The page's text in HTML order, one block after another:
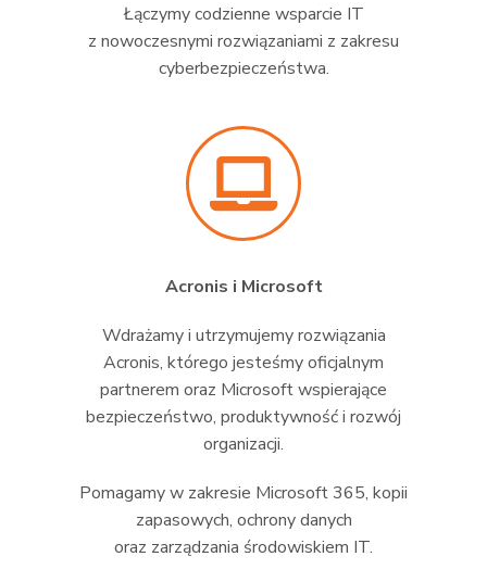
Łączymy codzienne wsparcie IT
z nowoczesnymi rozwiązaniami z zakresu
cyberbezpieczeństwa.
Acronis i Microsoft
Wdrażamy i utrzymujemy rozwiązania
Acronis, którego jesteśmy oficjalnym
partnerem oraz Microsoft wspierające
bezpieczeństwo, produktywność i rozwój
organizacji.
Pomagamy w zakresie Microsoft 365, kopii
zapasowych, ochrony danych
oraz zarządzania środowiskiem IT.